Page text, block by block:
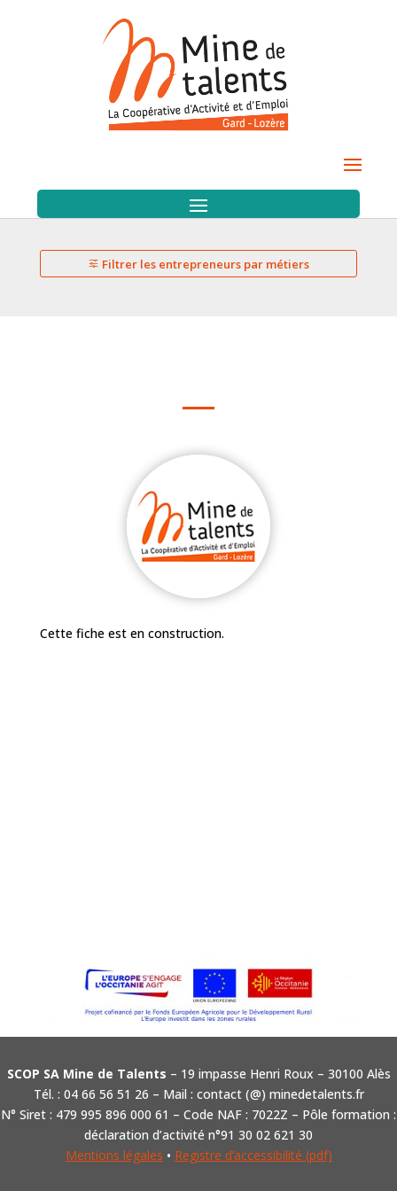
Filtrer les entrepreneurs par métiers
Cette fiche est en construction.
SCOP SA Mine de Talents – 19 impasse Henri Roux – 30100 Alès
Tél. : 04 66 56 51 26 – Mail : contact (@) minedetalents.fr
N° Siret : 479 995 896 000 61 – Code NAF : 7022Z – Pôle formation :
déclaration d’activité n°91 30 02 621 30
Mentions légales • Registre d’accessibilité (pdf)